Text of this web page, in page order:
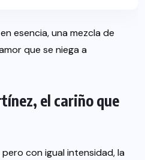
esencia, una mezcla de
que se niega a
el cariño que
con igual intensidad, la